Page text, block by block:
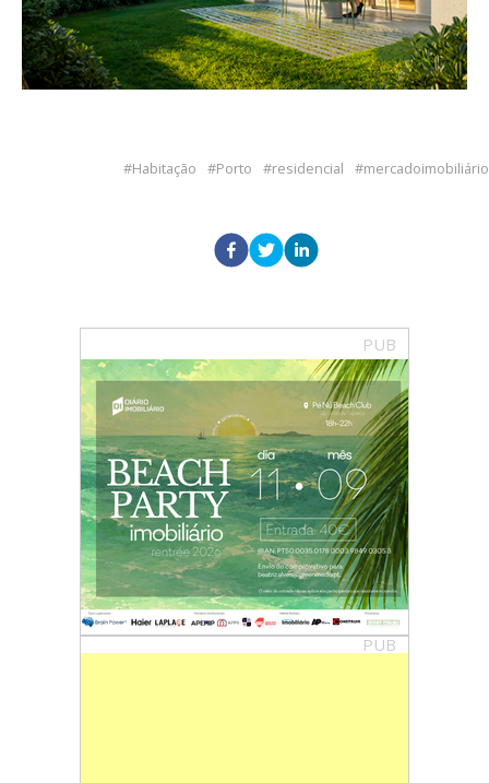
Habitação Porto residencial mercadoimobiliário
PUB
PUB